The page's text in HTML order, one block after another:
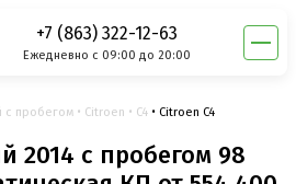
+7 (863) 322-12-63
Ежедневно с 09:00 до 20:00
с пробегом Citroen C4 Citroen C4
2014 с пробегом 98